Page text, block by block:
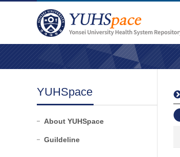
YUHSpace
About YUHSpace
Guildeline